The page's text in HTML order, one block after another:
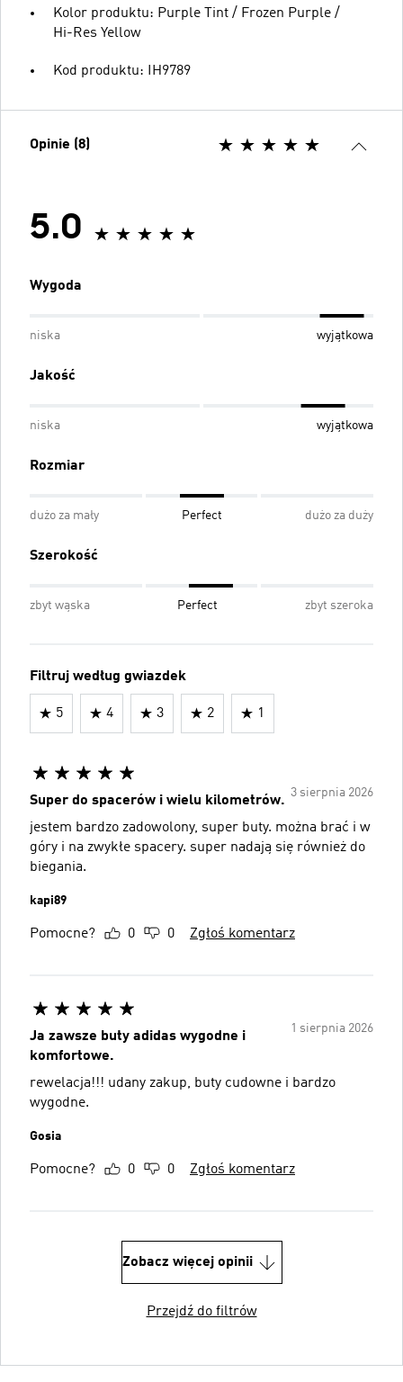
Kolor produktu: Purple Tint / Frozen Purple /
Hi-Res Yellow
Kod produktu: IH9789
Opinie (8)
5.0
Wygoda
niska wyjątkowa
Jakość
niska wyjątkowa
Rozmiar
dużo za mały Perfect dużo za duży
Szerokość
zbyt wąska Perfect zbyt szeroka
Filtruj według gwiazdek
5 4 3 2 1
3 sierpnia 2026
Super do spacerów i wielu kilometrów.
jestem bardzo zadowolony, super buty. można brać i w
góry i na zwykłe spacery. super nadają się również do
biegania.
kapi89
Pomocne? 0 0 Zgłoś komentarz
1 sierpnia 2026
Ja zawsze buty adidas wygodne i
komfortowe.
rewelacja!!! udany zakup, buty cudowne i bardzo
wygodne.
Gosia
Pomocne? 0 0 Zgłoś komentarz
Zobacz więcej opinii
Przejdź do filtrów